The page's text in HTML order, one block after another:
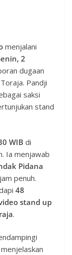
menjalani
2
dugaan
Pandji
saksi
stand
WIB di
Ia menjawab
Pidana
penuh.
48
stand up
.